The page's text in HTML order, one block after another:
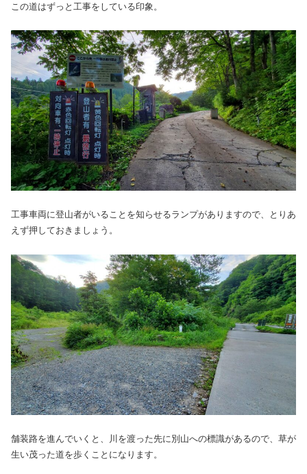
この道はずっと工事をしている印象。
工事車両に登山者がいることを知らせるランプがありますので、とりあ
えず押しておきましょう。
舗装路を進んでいくと、川を渡った先に別山への標識があるので、草が
生い茂った道を歩くことになります。